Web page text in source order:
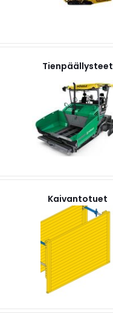
Tienpäällysteet
Kaivantotuet